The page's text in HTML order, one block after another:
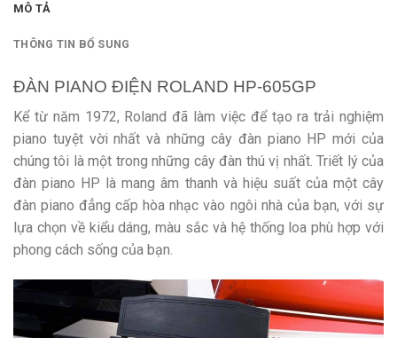
MÔ TẢ
THÔNG TIN BỔ SUNG
ĐÀN PIANO ĐIỆN ROLAND HP-605GP
Kể từ năm 1972, Roland đã làm việc để tạo ra trải nghiệm
piano tuyệt vời nhất và những cây đàn piano HP mới của
chúng tôi là một trong những cây đàn thú vị nhất. Triết lý của
đàn piano HP là mang âm thanh và hiệu suất của một cây
đàn piano đẳng cấp hòa nhạc vào ngôi nhà của bạn, với sự
lựa chọn về kiểu dáng, màu sắc và hệ thống loa phù hợp với
phong cách sống của bạn.